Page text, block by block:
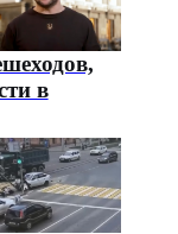
в